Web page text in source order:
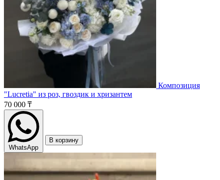
Композиция
"Lucretia" из роз, гвоздик и хризантем
70 000 ₸
WhatsApp
В корзину